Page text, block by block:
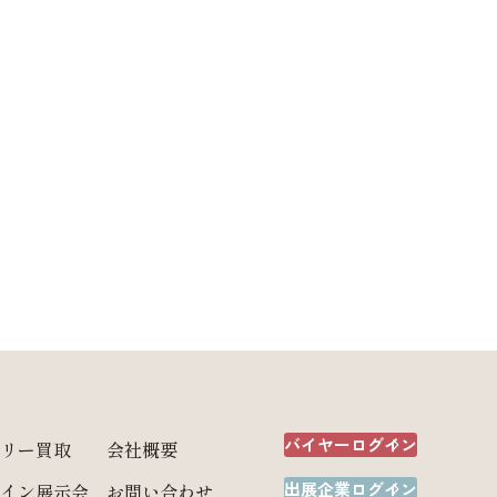
ー買取
ン展示会
会社概要
お問い合わせ
バイヤーログイン
出展企業ログイン